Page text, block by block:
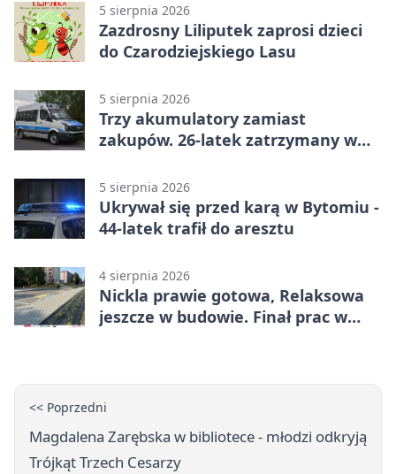
5 sierpnia 2026
Zazdrosny Liliputek zaprosi dzieci
do Czarodziejskiego Lasu
5 sierpnia 2026
Trzy akumulatory zamiast
zakupów. 26-latek zatrzymany w
5 sierpnia 2026
Ukrywał się przed karą w Bytomiu -
44-latek trafił do aresztu
4 sierpnia 2026
Nickla prawie gotowa, Relaksowa
jeszcze w budowie. Finał prac w
<< Poprzedni
Magdalena Zarębska w bibliotece - młodzi odkryją
Trójkąt Trzech Cesarzy